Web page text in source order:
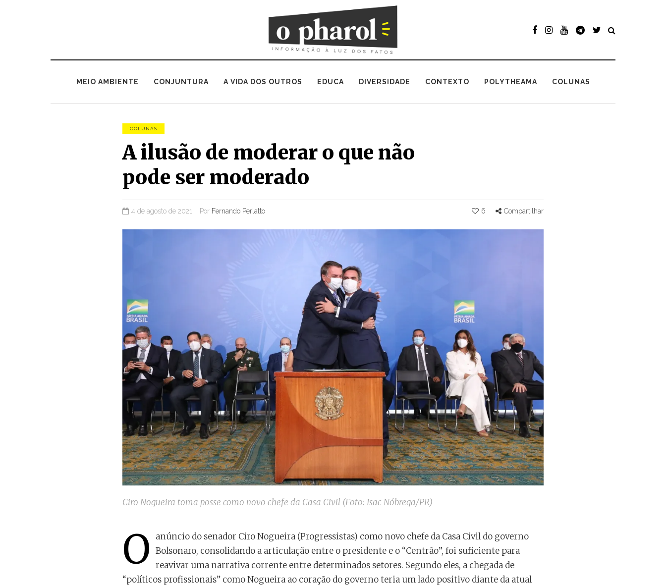
MEIO AMBIENTE CONJUNTURA A VIDA DOS OUTROS EDUCA DIVERSIDADE CONTEXTO POLYTHEAMA COLUNAS
COLUNAS
A ilusão de moderar o que não
pode ser moderado
4 de agosto de 2021 Por Fernando Perlatto 6 Compartilhar
Ciro Nogueira toma posse como novo chefe da Casa Civil (Foto: Isac Nóbrega/PR)
O
anúncio do senador Ciro Nogueira (Progressistas) como novo chefe da Casa Civil do governo
Bolsonaro, consolidando a articulação entre o presidente e o “Centrão”, foi suficiente para
reavivar uma narrativa corrente entre determinados setores. Segundo eles, a chegada de
“políticos profissionais” como Nogueira ao coração do governo teria um lado positivo diante da atual